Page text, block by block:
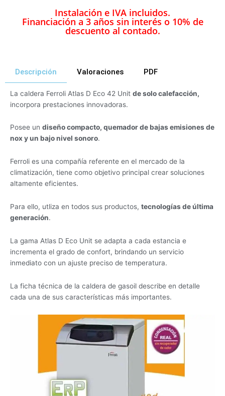
Instalación e IVA incluidos.
Financiación a 3 años sin interés o 10% de
descuento al contado.
Descripción Valoraciones PDF
La caldera Ferroli Atlas D Eco 42 Unit de solo calefacción,
incorpora prestaciones innovadoras.
Posee un diseño compacto, quemador de bajas emisiones de
nox y un bajo nivel sonoro.
Ferroli es una compañía referente en el mercado de la
climatización, tiene como objetivo principal crear soluciones
altamente eficientes.
Para ello, utliza en todos sus productos, tecnologías de última
generación.
La gama Atlas D Eco Unit se adapta a cada estancia e
incrementa el grado de confort, brindando un servicio
inmediato con un ajuste preciso de temperatura.
La ficha técnica de la caldera de gasoil describe en detalle
cada una de sus características más importantes.